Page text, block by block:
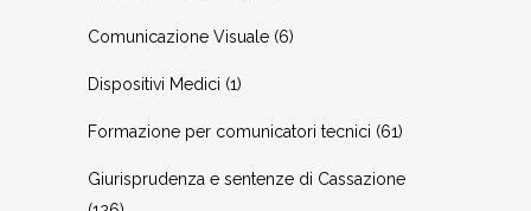
Comunicazione Visuale (6)
Dispositivi Medici (1)
Formazione per comunicatori tecnici (61)
Giurisprudenza e sentenze di Cassazione